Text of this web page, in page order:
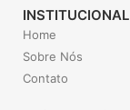
INSTITUCIONAL
Home
Sobre Nós
Contato